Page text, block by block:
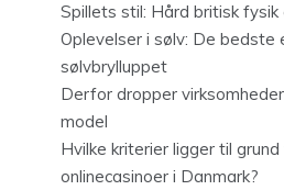
Spillets stil: Hård britisk
Oplevelser i sølv: De bedste
sølvbrylluppet
Derfor dropper
model
Hvilke kriterier ligger til
onlinecasinoer i Danmark?